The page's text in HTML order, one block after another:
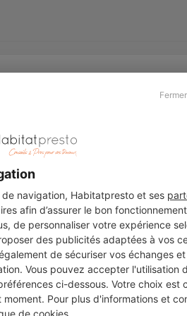
navigation, Habitatpresto et ses
afin d’assurer le bon
de personnaliser votre expérience
des publicités adaptées à vos
de sécuriser vos échanges
Vous pouvez accepter l'utilisation
ci-dessous. Votre choix est
Pour plus d'informations et
de cookies
Légal
Charte cookies
nous